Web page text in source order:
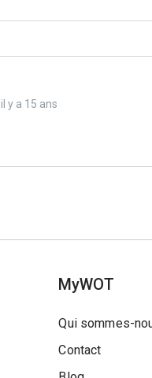
il y a 15 ans
MyWOT
Qui sommes-
Contact